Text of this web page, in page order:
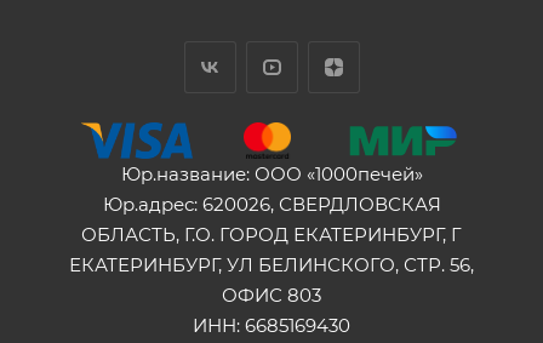
Юр.название: ООО «1000печей»
Юр.адрес: 620026, СВЕРДЛОВСКАЯ
ОБЛАСТЬ, Г.О. ГОРОД ЕКАТЕРИНБУРГ, Г
ЕКАТЕРИНБУРГ, УЛ БЕЛИНСКОГО, СТР. 56,
ОФИС 803
ИНН: 6685169430